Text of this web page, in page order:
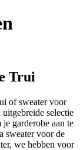
Trui
of sweater voor
selectie
garderobe aan te
sweater voor de
we hebben voor